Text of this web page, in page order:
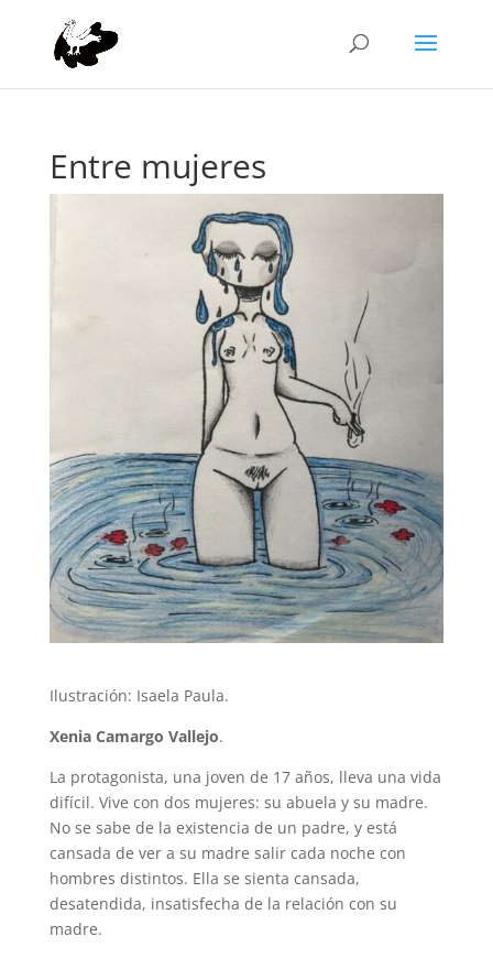
Entre mujeres
Ilustración: Isaela Paula.
Xenia Camargo Vallejo.
La protagonista, una joven de 17 años, lleva una vida
difícil. Vive con dos mujeres: su abuela y su madre.
No se sabe de la existencia de un padre, y está
cansada de ver a su madre salir cada noche con
hombres distintos. Ella se sienta cansada,
desatendida, insatisfecha de la relación con su
madre.